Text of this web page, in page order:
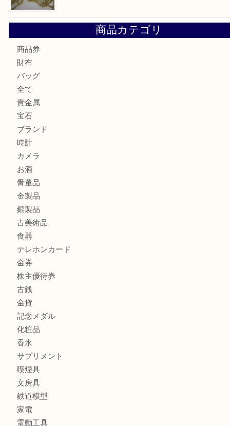
Christian Dior クリスチャン ディオール ネックレスを豊中
商品券
財布
バッグ
全て
貴金属
宝石
ブランド
時計
カメラ
お酒
骨董品
金製品
銀製品
古美術品